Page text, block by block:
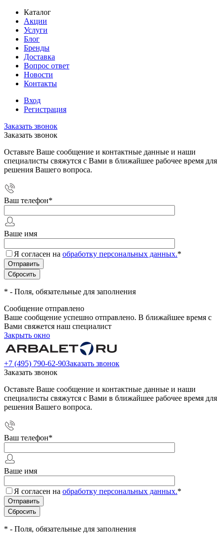
Каталог
Акции
Услуги
Блог
Бренды
Доставка
Вопрос ответ
Новости
Контакты
Вход
Регистрация
Заказать звонок
Заказать звонок
Оставьте Ваше сообщение и контактные данные и наши
специалисты свяжутся с Вами в ближайшее рабочее время для
решения Вашего вопроса.
Ваш телефон*
Ваше имя
Я согласен на обработку персональных данных.*
* - Поля, обязательные для заполнения
Сообщение отправлено
Ваше сообщение успешно отправлено. В ближайшее время с
Вами свяжется наш специалист
Закрыть окно
+7 (495) 790-62-90Заказать звонок
Заказать звонок
Оставьте Ваше сообщение и контактные данные и наши
специалисты свяжутся с Вами в ближайшее рабочее время для
решения Вашего вопроса.
Ваш телефон*
Ваше имя
Я согласен на обработку персональных данных.*
* - Поля, обязательные для заполнения